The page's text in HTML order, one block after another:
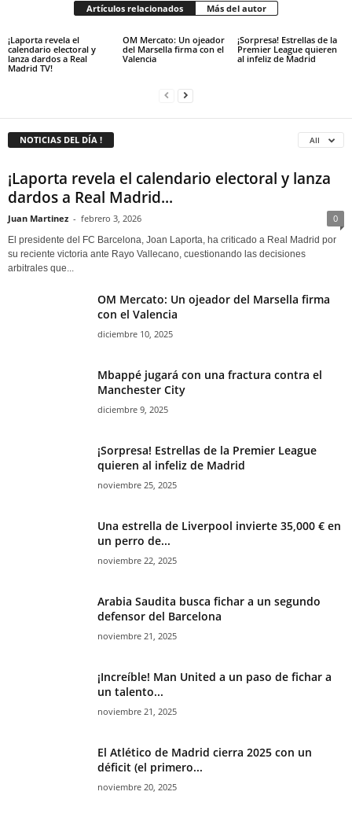
Artículos relacionados Más del autor
¡Laporta revela el
calendario electoral y
lanza dardos a Real
Madrid TV!
OM Mercato: Un ojeador
del Marsella firma con el
Valencia
¡Sorpresa! Estrellas de la
Premier League quieren
al infeliz de Madrid
NOTICIAS DEL DÍA ! All
¡Laporta revela el calendario electoral y lanza
dardos a Real Madrid...
Juan Martinez - febrero 3, 2026 0
El presidente del FC Barcelona, Joan Laporta, ha criticado a Real Madrid por
su reciente victoria ante Rayo Vallecano, cuestionando las decisiones
arbitrales que...
OM Mercato: Un ojeador del Marsella firma
con el Valencia
diciembre 10, 2025
Mbappé jugará con una fractura contra el
Manchester City
diciembre 9, 2025
¡Sorpresa! Estrellas de la Premier League
quieren al infeliz de Madrid
noviembre 25, 2025
Una estrella de Liverpool invierte 35,000 € en
un perro de...
noviembre 22, 2025
Arabia Saudita busca fichar a un segundo
defensor del Barcelona
noviembre 21, 2025
¡Increíble! Man United a un paso de fichar a
un talento...
noviembre 21, 2025
El Atlético de Madrid cierra 2025 con un
déficit (el primero...
noviembre 20, 2025